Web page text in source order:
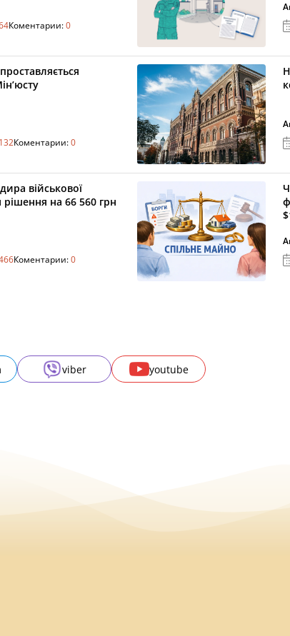
Коментарии:0
132Коментарии:0
військової
рішення на 66 560 грн
Коментарии:0
viber youtube